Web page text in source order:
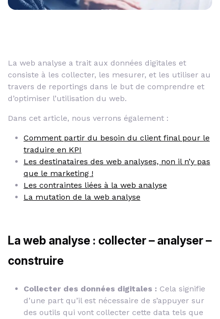
La web analyse a trait aux données digitales et
consiste à les collecter, les mesurer, et les utiliser au
travers de reportings dans le but de comprendre et
d’optimiser l’utilisation du web.
Dans cet article, nous verrons également :
Comment partir du besoin du client final pour le
traduire en KPI
Les destinataires des web analyses, non il n’y pas
que le marketing !
Les contraintes liées à la web analyse
La mutation de la web analyse
La web analyse : collecter – analyser –
construire
Collecter des données digitales : Cela signifie
d’une part qu’il est nécessaire de s’appuyer sur
des outils qui vont collecter cette data tels que